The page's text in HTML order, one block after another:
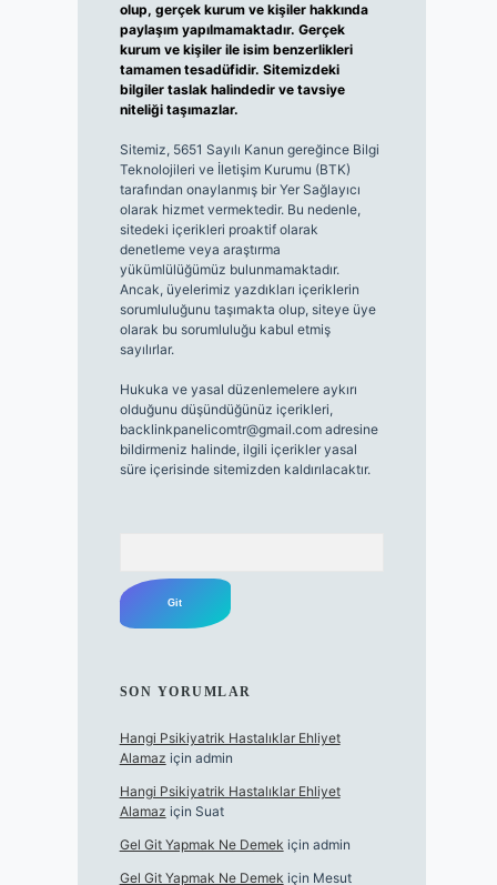
olup, gerçek kurum ve kişiler hakkında
paylaşım yapılmamaktadır. Gerçek
kurum ve kişiler ile isim benzerlikleri
tamamen tesadüfidir. Sitemizdeki
bilgiler taslak halindedir ve tavsiye
niteliği taşımazlar.
Sitemiz, 5651 Sayılı Kanun gereğince Bilgi
Teknolojileri ve İletişim Kurumu (BTK)
tarafından onaylanmış bir Yer Sağlayıcı
olarak hizmet vermektedir. Bu nedenle,
sitedeki içerikleri proaktif olarak
denetleme veya araştırma
yükümlülüğümüz bulunmamaktadır.
Ancak, üyelerimiz yazdıkları içeriklerin
sorumluluğunu taşımakta olup, siteye üye
olarak bu sorumluluğu kabul etmiş
sayılırlar.
Hukuka ve yasal düzenlemelere aykırı
olduğunu düşündüğünüz içerikleri,
backlinkpanelicomtr@gmail.comadresine
bildirmeniz halinde, ilgili içerikler yasal
süre içerisinde sitemizden kaldırılacaktır.
SON YORUMLAR
Hangi Psikiyatrik Hastalıklar Ehliyet
Alamaz için admin
Hangi Psikiyatrik Hastalıklar Ehliyet
Alamaz için Suat
Gel Git Yapmak Ne Demek için admin
Gel Git Yapmak Ne Demek için Mesut